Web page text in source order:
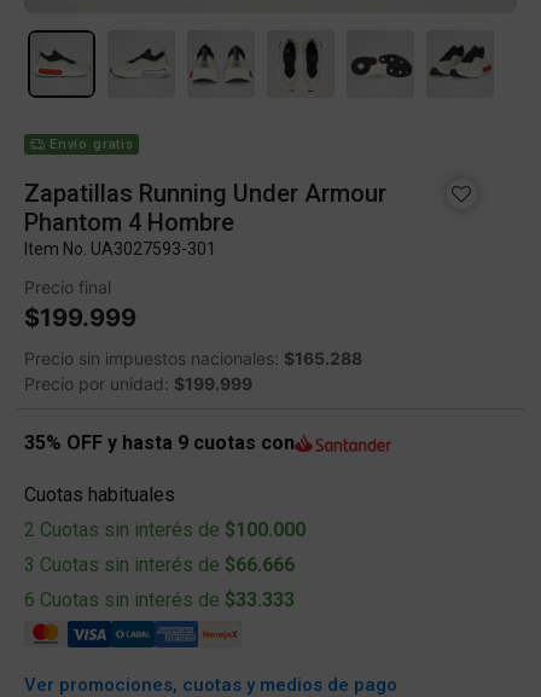
Envío gratis
Zapatillas Running Under Armour
Phantom 4 Hombre
Item No. UA3027593-301
Precio final
$199.999
Precio sin impuestos nacionales: $165.288
Precio por unidad: $199.999
35% OFF y hasta 9 cuotas con
Cuotas habituales
2 Cuotas sin interés de $100.000
3 Cuotas sin interés de $66.666
6 Cuotas sin interés de $33.333
Ver promociones, cuotas y medios de pago